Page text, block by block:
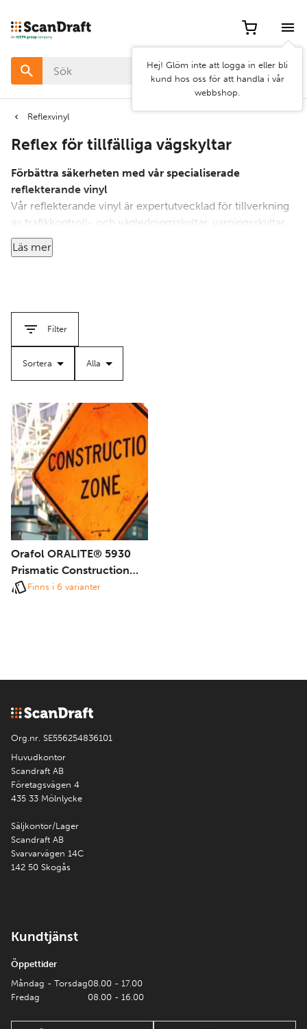
Hej! Glöm inte att logga in eller bli
kund hos oss för att handla i vår
webbshop.
Reflexvinyl
Reflex för tillfälliga vägskyltar
Förbättra säkerheten med vår specialiserade
reflekterande vinyl
Vår reflekterande vinyl är expertutvecklad för tillverkning
av trafikkontroll- och vägledningsskyltar, varningsskyltar,
bygg-/arbetszonskyltar och informationsskyltar. Designad
för medellång sikt utomhusbruk säkerställer denna
förenkla processen. Om du har några frågor eller behöver
kontaktsida
för alla detaljer.
skyltlösningar som förbättrar säkerheten och
kommunikationen i alla miljöer.
Läs mer
Filter
Filter
Artikel
Bredd
Egenskap
Rensa
Använd
Orafol ORALITE® 5930
Prismatic Construction
GradeFinns i 6 varianter
Org.nr. SE556254836101
Huvudkontor
Scandraft AB
Företagsvägen 4
435 33 Mölnlycke
Säljkontor/Lager
Scandraft AB
Svarvarvägen 14C
142 50 Skogås
Kundtjänst
Öppettider
Måndag - Torsdag
Fredag
08.00 - 17.00
08.00 - 16.00